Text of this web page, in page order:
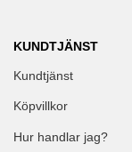
KUNDTJÄNST
Kundtjänst
Köpvillkor
Hur handlar jag?